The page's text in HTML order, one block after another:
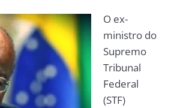
O ex-
ministro do
Supremo
Tribunal
Federal
(STF)